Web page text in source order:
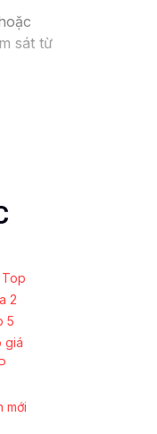
sát từ
Top
2
5
giá
mới